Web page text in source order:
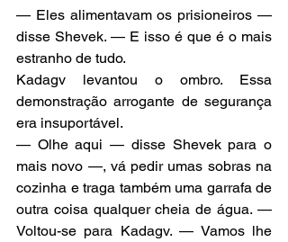
— Eles alimentavam os prisioneiros —
disse Shevek. — E isso é que é o mais
estranho de tudo.
Kadagv levantou o ombro. Essa
demonstração arrogante de segurança
era insuportável.
— Olhe aqui — disse Shevek para o
mais novo —, vá pedir umas sobras na
cozinha e traga também uma garrafa de
outra coisa qualquer cheia de água. —
Voltou-se para Kadagv. — Vamos lhe